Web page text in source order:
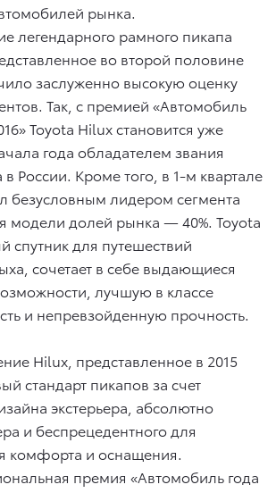
рынка.
легендарного рамного пикапа
во второй половине
заслуженно высокую оценку
Так, с премией «Автомобиль
Toyota Hilux становится уже
года обладателем звания
России. Кроме того, в 1-м квартале
безусловным лидером сегмента
модели долей рынка — 40%. Toyota
спутник для путешествий
сочетает в себе выдающиеся
лучшую в классе
и непревзойденную прочность.
Hilux, представленное в 2015
стандарт пикапов за счет
экстерьера, абсолютно
и беспрецедентного для
комфорта и оснащения.
премия «Автомобиль года